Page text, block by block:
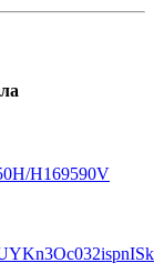
Н169590V